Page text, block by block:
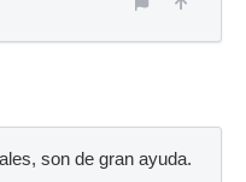
son de gran ayuda.